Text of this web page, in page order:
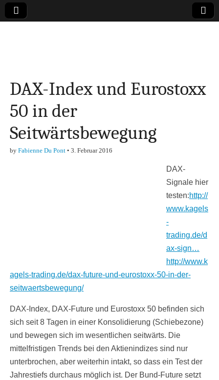
Finanzen,
Marketing-, Vertrieb-
& Investment-Tipps
DAX-Index und Eurostoxx
50 in der
Seitwärtsbewegung
by Fabienne Du Pont • 3. Februar 2016
DAX-
Signale hier
testen:http://
www.kagels
-
trading.de/d
ax-sign…
http://www.k
agels-trading.de/dax-future-und-eurostoxx-50-in-der-
seitwaertsbewegung/
DAX-Index, DAX-Future und Eurostoxx 50 befinden sich
sich seit 8 Tagen in einer Konsolidierung (Schiebezone)
und bewegen sich im wesentlichen seitwärts. Die
mittelfristigen Trends bei den Aktienindizes sind nur
unterbrochen, aber weiterhin intakt, so dass ein Test der
Jahrestiefs durchaus möglich ist. Der Bund-Future setzt